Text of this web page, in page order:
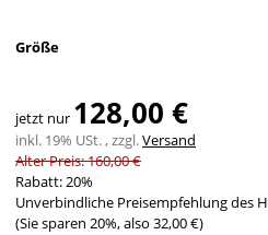
Größe
jetzt nur 128,00 €
inkl. 19% USt. , zzgl.Versand
Alter Preis: 160,00 €
Rabatt:20%
Unverbindliche Preisempfehlung des
(Sie sparen 20%, also 32,00 €)